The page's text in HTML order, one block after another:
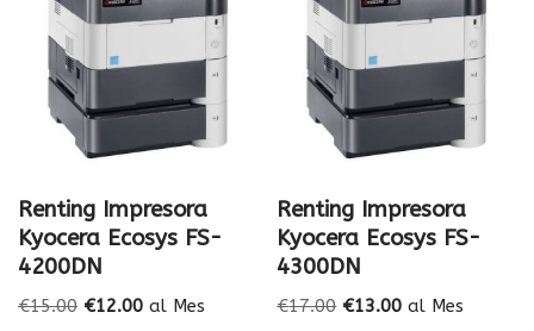
Renting Impresora
Kyocera Ecosys FS-
4200DN
€15.00 €12.00 al Mes
Renting Impresora
Kyocera Ecosys FS-
4300DN
€17.00 €13.00 al Mes